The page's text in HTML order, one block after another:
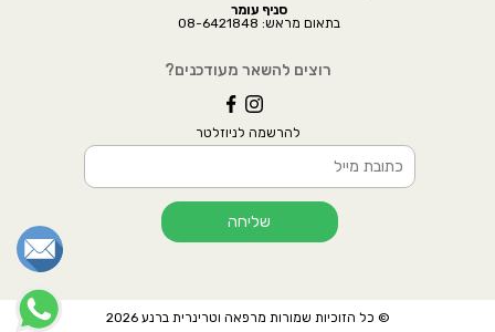
סניף עומר
בתאום מראש: 08-6421848
רוצים להשאר מעודכנים?
להרשמה לניוזלטר
שליחה
© כל הזוכיות שמורות מרפאה וטרינרית ברנע 2026